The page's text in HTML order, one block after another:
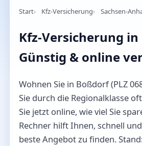
Start Kfz-Versicherung Sachsen-
Kfz-Versicherung
Günstig & online
Wohnen Sie in Boßdorf (PLZ
Sie durch die Regionalklasse
Sie jetzt online, wie viel Sie
Rechner hilft Ihnen, schnell
beste Angebot zu finden.